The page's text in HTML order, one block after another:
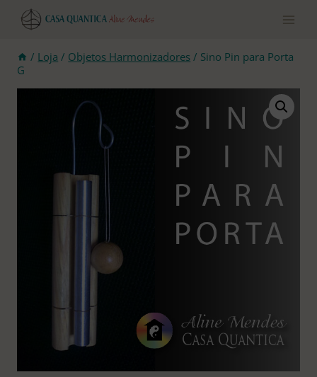
Pular
para
conteúdo
/ Loja / Objetos Harmonizadores / Sino Pin para Porta
G